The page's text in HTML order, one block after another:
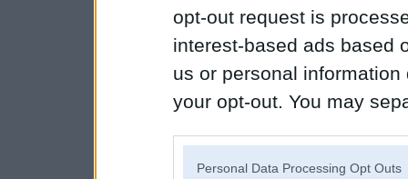
opt-out request is
interest-based ads based
us or personal
your opt-out. You may
Personal Data Processing Opt Outs